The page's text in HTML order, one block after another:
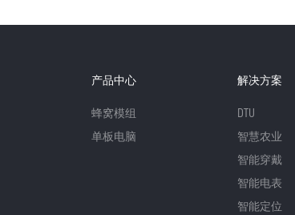
产品中心
蜂窝模组
单板电脑
解决方案
DTU
智慧农业
智能穿戴
智能电表
智能定位